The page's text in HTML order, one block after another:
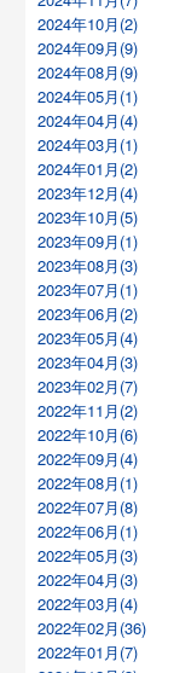
2024年10月(2)
2024年09月(9)
2024年08月(9)
2024年05月(1)
2024年04月(4)
2024年03月(1)
2024年01月(2)
2023年12月(4)
2023年10月(5)
2023年09月(1)
2023年08月(3)
2023年07月(1)
2023年06月(2)
2023年05月(4)
2023年04月(3)
2023年02月(7)
2022年11月(2)
2022年10月(6)
2022年09月(4)
2022年08月(1)
2022年07月(8)
2022年06月(1)
2022年05月(3)
2022年04月(3)
2022年03月(4)
2022年02月(36)
2022年01月(7)